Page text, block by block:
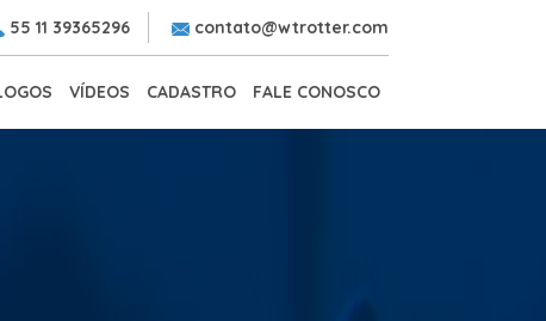
55 11 39365296 contato@wtrotter.com
VÍDEOS CADASTRO FALE CONOSCO